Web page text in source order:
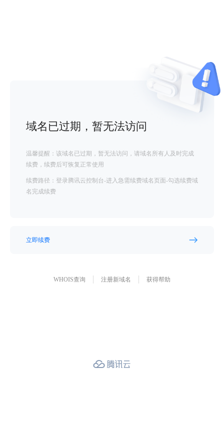
域名已过期，暂无法访问
温馨提醒：该域名已过期，暂无法访问，请域名所有人及时完成
续费，续费后可恢复正常使用
续费路径：登录腾讯云控制台-进入急需续费域名页面-勾选续费域
名完成续费
立即续费
WHOIS查询 注册新域名 获得帮助